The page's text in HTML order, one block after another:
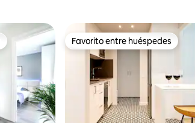
huéspedes Favorito entre huéspedes
Favorito entre huéspedes